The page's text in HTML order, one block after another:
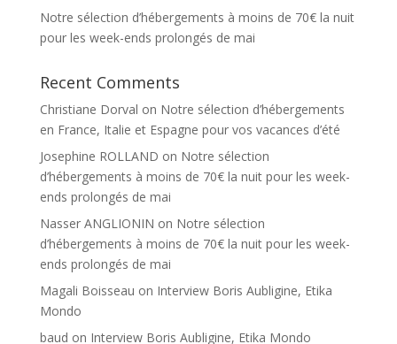
Notre sélection d’hébergements à moins de 70€ la nuit
pour les week-ends prolongés de mai
Recent Comments
Christiane Dorval on Notre sélection d’hébergements
en France, Italie et Espagne pour vos vacances d’été
Josephine ROLLAND on Notre sélection
d’hébergements à moins de 70€ la nuit pour les week-
ends prolongés de mai
Nasser ANGLIONIN on Notre sélection
d’hébergements à moins de 70€ la nuit pour les week-
ends prolongés de mai
Magali Boisseau on Interview Boris Aubligine, Etika
Mondo
baud on Interview Boris Aubligine, Etika Mondo